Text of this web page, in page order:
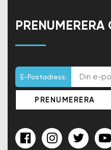
E-Postadress: